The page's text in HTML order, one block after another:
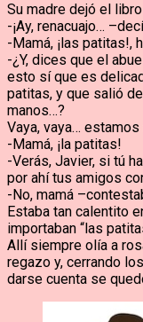
Su madre dejó el
-¡Ay, renacuajo…
-Mamá, ¡las patitas!,
-¿Y, dices que el
esto sí que es
patitas, y que salió
manos…?
Vaya, vaya…
-Mamá, ¡la patitas!
-Verás, Javier, si tú
por ahí tus amigos
-No, mamá
Estaba tan calentito
importaban “las
Allí siempre olía a
regazo y, cerrando
darse cuenta se